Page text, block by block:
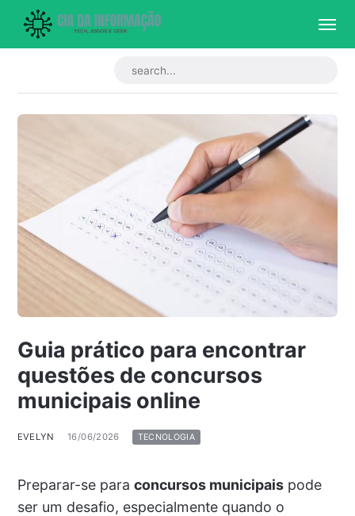
Guia prático para encontrar
questões de concursos
municipais online
EVELYN 16/06/2026 TECNOLOGIA
Preparar-se para concursos municipaispode
ser um desafio, especialmente quando o